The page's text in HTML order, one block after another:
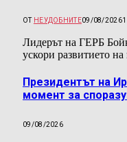
ОТ НЕУДОБНИТЕ09/08/2026
Лидерът на ГЕРБ
ускори развитието
Президентът на
момент за
09/08/2026